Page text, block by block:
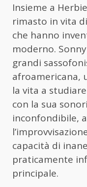
Insieme a
rimasto in vita
che hanno
moderno.
grandi
afroamericana,
la vita a
con la sua
inconfondibile,
capacità di
praticamente
principale.